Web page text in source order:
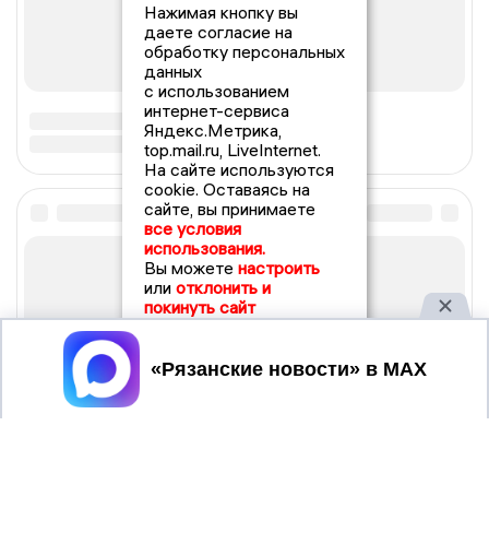
Нажимая кнопку вы
даете согласие на
обработку персональных
данных
с использованием
интернет-сервиса
Яндекс.Метрика,
top.mail.ru, LiveInternet.
На сайте используются
cookie. Оставаясь на
сайте, вы принимаете
все условия
использования.
Вы можете настроить
или отклонить и
покинуть сайт
Принять